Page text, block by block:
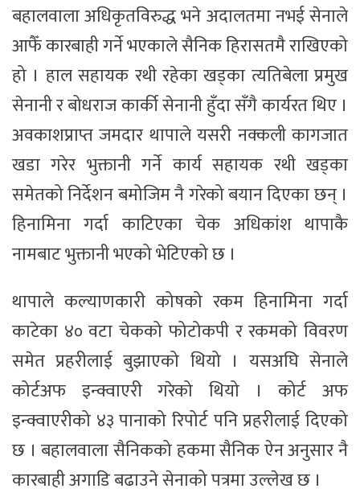
बहालवाला अधिकृतविरुद्ध भने अदालतमा नभई सेनाले
आफैँ कारबाही गर्ने भएकाले सैनिक हिरासतमै राखिएको
हो । हाल सहायक रथी रहेका खड्का त्यतिबेला प्रमुख
सेनानी र बोधराज कार्की सेनानी हुँदा सँगै कार्यरत थिए ।
अवकाशप्राप्त जमदार थापाले यसरी नक्कली कागजात
खडा गरेर भुक्तानी गर्ने कार्य सहायक रथी खड्का
समेतको निर्देशन बमोजिम नै गरेको बयान दिएका छन् ।
हिनामिना गर्दा काटिएका चेक अधिकांश थापाकै
नामबाट भुक्तानी भएको भेटिएको छ ।
थापाले कल्याणकारी कोषको रकम हिनामिना गर्दा
काटेका ४० वटा चेकको फोटोकपी र रकमको विवरण
समेत प्रहरीलाई बुझाएको थियो । यसअघि सेनाले
कोर्टअफ इन्क्वाएरी गरेको थियो । कोर्ट अफ
इन्क्वाएरीको ४३ पानाको रिपोर्ट पनि प्रहरीलाई दिएको
छ । बहालवाला सैनिकको हकमा सैनिक ऐन अनुसार नै
कारबाही अगाडि बढाउने सेनाको पत्रमा उल्लेख छ ।